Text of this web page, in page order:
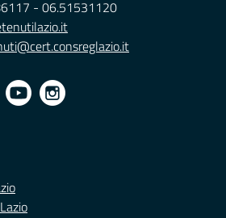
- 06.51531120